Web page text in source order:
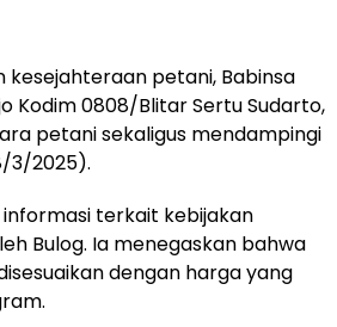
petani, Babinsa
Kodim 0808/Blitar Sertu Sudarto,
petani sekaligus mendampingi
3/2025).
terkait kebijakan
Bulog. Ia menegaskan bahwa
dengan harga yang